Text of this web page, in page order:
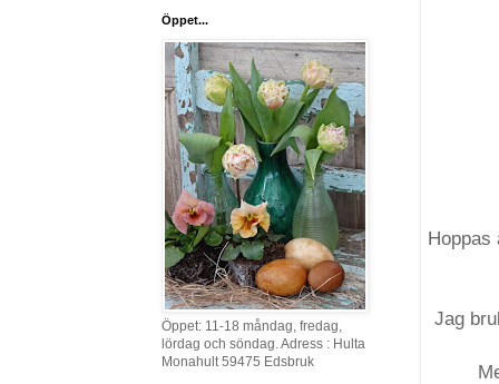
Hoppas
Jag
Öppet...
Öppet: 11-18 måndag, fredag,
lördag och söndag. Adress : Hulta
Monahult 59475 Edsbruk